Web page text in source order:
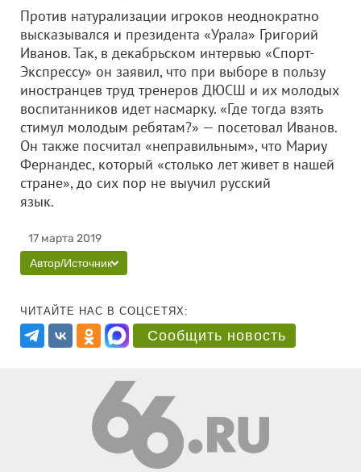
Против натурализации игроков неоднократно
высказывался и президента «Урала» Григорий
Иванов. Так, в декабрьском интервью «Спорт-
Экспрессу» он заявил, что при выборе в пользу
иностранцев труд тренеров ДЮСШ и их молодых
воспитанников идет насмарку. «Где тогда взять
стимул молодым ребятам?» — посетовал Иванов.
Он также посчитал «неправильным», что Мариу
Фернандес, который «столько лет живет в нашей
стране», до сих пор не выучил русский
язык.
17 марта 2019
Автор/Источник
ЧИТАЙТЕ НАС В СОЦСЕТЯХ:
Сообщить новость